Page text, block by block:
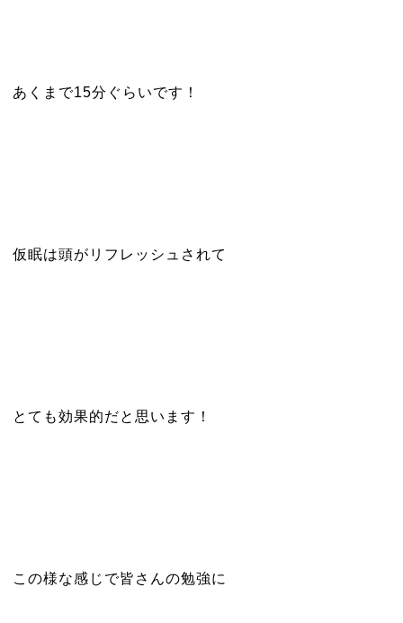
あくまで15分ぐらいです！
仮眠は頭がリフレッシュされて
とても効果的だと思います！
この様な感じで皆さんの勉強に